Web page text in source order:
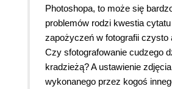
Photoshopa, to może się
problemów rodzi kwestia
zapożyczeń w fotografii czysto
Czy sfotografowanie cudzego
kradzieżą? A ustawienie zdjęcia
wykonanego przez kogoś